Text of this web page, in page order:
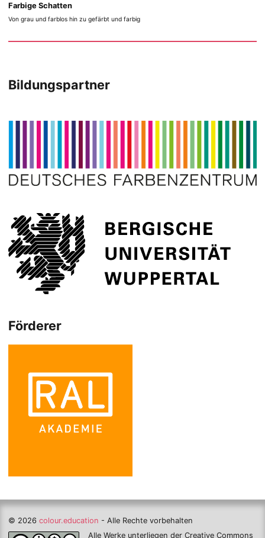
Farbige Schatten
Von grau und farblos hin zu gefärbt und farbig
Bildungspartner
Förderer
© 2026 colour.education - Alle Rechte vorbehalten
Alle Werke unterliegen der Creative Commons